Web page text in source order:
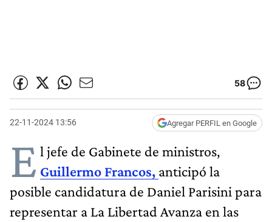
58
22-11-2024 13:56 Agregar PERFIL en Google
E l jefe de Gabinete de ministros,
Guillermo Francos, anticipó la
posible candidatura de Daniel Parisini para
representar a La Libertad Avanza en las